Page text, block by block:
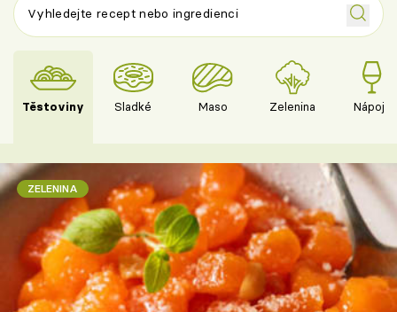
Těstoviny Sladké Maso Zelenina Nápoje
ZELENINA